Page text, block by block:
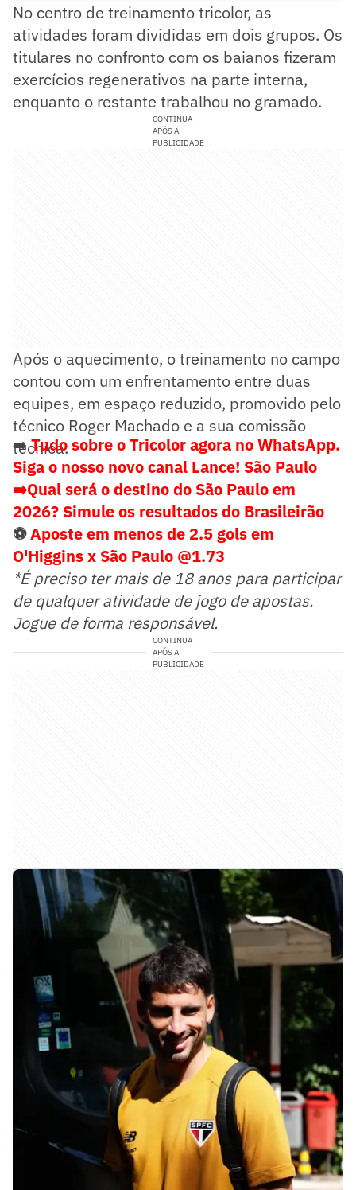
No centro de treinamento tricolor, as
atividades foram divididas em dois grupos. Os
titulares no confronto com os baianos fizeram
exercícios regenerativos na parte interna,
enquanto o restante trabalhou no gramado.
CONTINUA
APÓS A
PUBLICIDADE
Após o aquecimento, o treinamento no campo
contou com um enfrentamento entre duas
equipes, em espaço reduzido, promovido pelo
técnico Roger Machado e a sua comissão
técnica.
➡️Tudo sobre o Tricolor agora no WhatsApp.
Siga o nosso novo canal Lance! São Paulo
➡️Qual será o destino do São Paulo em
2026? Simule os resultados do Brasileirão
⚽Aposte em menos de 2.5 gols em
O'Higgins x São Paulo @1.73
*É preciso ter mais de 18 anos para participar
de qualquer atividade de jogo de apostas.
Jogue de forma responsável.
CONTINUA
APÓS A
PUBLICIDADE